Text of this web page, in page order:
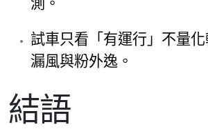
試車只看「有運行」不量化
漏風與粉外逸。
結語